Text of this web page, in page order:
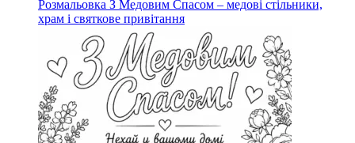
Розмальовка З Медовим Спасом – медові стільники,
храм і святкове привітання